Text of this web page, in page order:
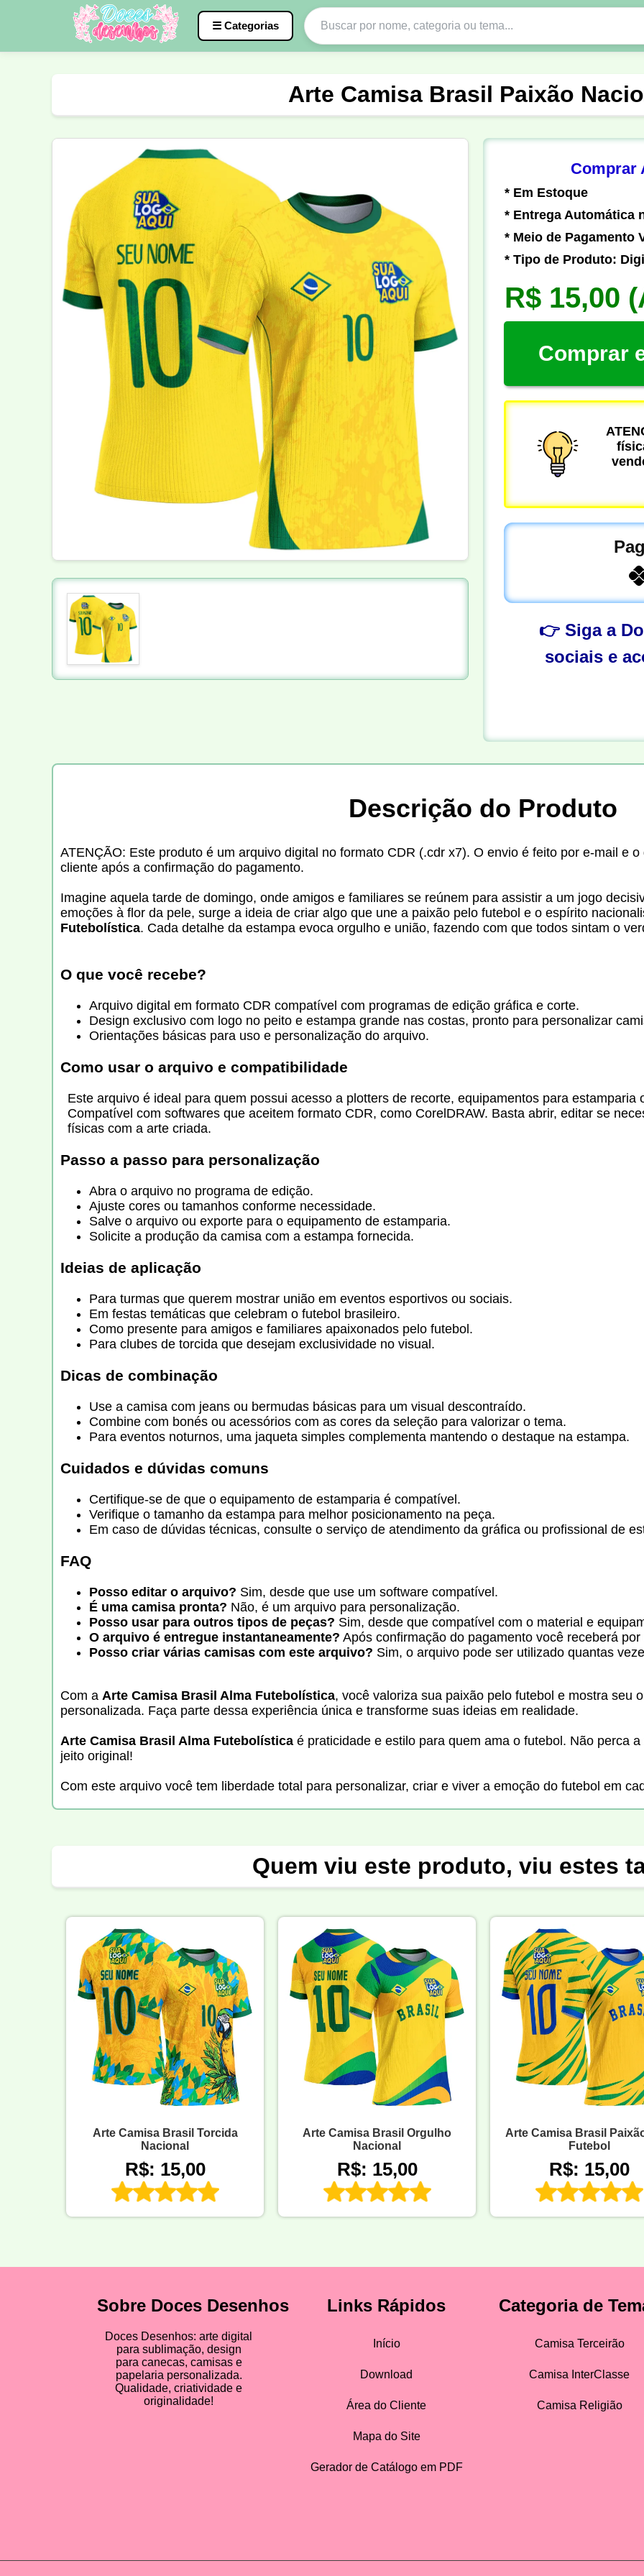
☰ Categorias
Carnaval Natal Natalina Vôlei
Motocross Ciclismo Nail Designer Pedagogia Biologia Geografia
Língua Portuguesa
Arte Camisa Brasil Paixão
Comprar
* Em Estoque
* Entrega Automática
* Meio de Pagamento
* Tipo de Produto:
R$ 15,00
Comprar
👉 Siga a
sociais e
Descrição do Produto
ATENÇÃO: Este produto é um arquivo digital no formato CDR (.cdr x7). O envio é feito por e-mail e
cliente após a confirmação do pagamento.
Imagine aquela tarde de domingo, onde amigos e familiares se reúnem para assistir a um jogo
emoções à flor da pele, surge a ideia de criar algo que une a paixão pelo futebol e o espírito
Futebolística. Cada detalhe da estampa evoca orgulho e união, fazendo com que todos sintam o
O que você recebe?
Arquivo digital em formato CDR compatível com programas de edição gráfica e corte.
Design exclusivo com logo no peito e estampa grande nas costas, pronto para personalizar
Orientações básicas para uso e personalização do arquivo.
Como usar o arquivo e compatibilidade
Este arquivo é ideal para quem possui acesso a plotters de recorte, equipamentos para
Compatível com softwares que aceitem formato CDR, como CorelDRAW. Basta abrir, editar se
físicas com a arte criada.
Passo a passo para personalização
Abra o arquivo no programa de edição.
Ajuste cores ou tamanhos conforme necessidade.
Salve o arquivo ou exporte para o equipamento de estamparia.
Solicite a produção da camisa com a estampa fornecida.
Ideias de aplicação
Para turmas que querem mostrar união em eventos esportivos ou sociais.
Em festas temáticas que celebram o futebol brasileiro.
Como presente para amigos e familiares apaixonados pelo futebol.
Para clubes de torcida que desejam exclusividade no visual.
Dicas de combinação
Use a camisa com jeans ou bermudas básicas para um visual descontraído.
Combine com bonés ou acessórios com as cores da seleção para valorizar o tema.
Para eventos noturnos, uma jaqueta simples complementa mantendo o destaque na estampa.
Cuidados e dúvidas comuns
Certifique-se de que o equipamento de estamparia é compatível.
Verifique o tamanho da estampa para melhor posicionamento na peça.
Em caso de dúvidas técnicas, consulte o serviço de atendimento da gráfica ou profissional de
FAQ
Posso editar o arquivo? Sim, desde que use um software compatível.
É uma camisa pronta? Não, é um arquivo para personalização.
Posso usar para outros tipos de peças? Sim, desde que compatível com o material e
O arquivo é entregue instantaneamente? Após confirmação do pagamento você receberá
Posso criar várias camisas com este arquivo? Sim, o arquivo pode ser utilizado quantas
Com a Arte Camisa Brasil Alma Futebolística, você valoriza sua paixão pelo futebol e mostra seu
personalizada. Faça parte dessa experiência única e transforme suas ideias em realidade.
Arte Camisa Brasil Alma Futebolística é praticidade e estilo para quem ama o futebol. Não perca
jeito original!
Com este arquivo você tem liberdade total para personalizar, criar e viver a emoção do futebol em
Quem viu este produto, viu estes
Arte Camisa Brasil Torcida
Nacional
R$: 15,00
Arte Camisa Brasil Orgulho
Nacional
R$: 15,00
Arte Camisa Brasil
Futebol
R$: 15,00
Sobre Doces Desenhos
Doces Desenhos: arte digital
para sublimação, design
para canecas, camisas e
papelaria personalizada.
Qualidade, criatividade e
originalidade!
Links Rápidos
Início
Download
Área do Cliente
Mapa do Site
Gerador de Catálogo em PDF
Categoria de
Camisa Terceirão
Camisa InterClasse
Camisa Religião